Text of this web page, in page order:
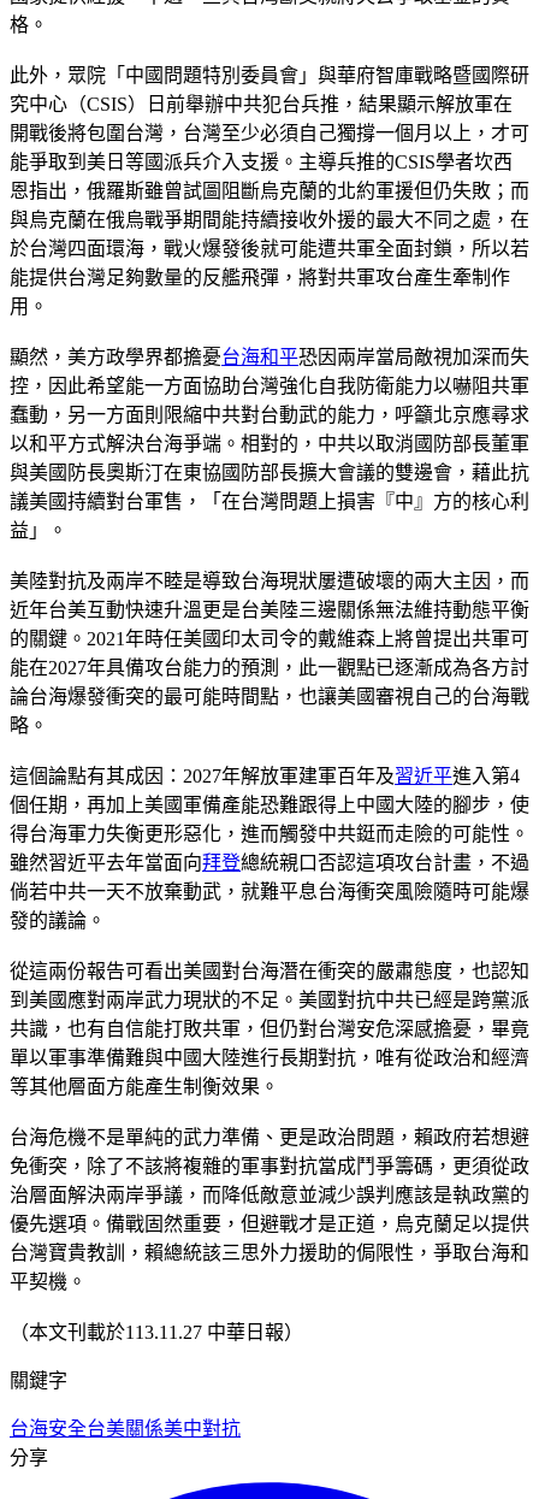
格。
此外，眾院「中國問題特別委員會」與華府智庫戰略暨國際研
究中心（CSIS）日前舉辦中共犯台兵推，結果顯示解放軍在
開戰後將包圍台灣，台灣至少必須自己獨撐一個月以上，才可
能爭取到美日等國派兵介入支援。主導兵推的CSIS學者坎西
恩指出，俄羅斯雖曾試圖阻斷烏克蘭的北約軍援但仍失敗；而
與烏克蘭在俄烏戰爭期間能持續接收外援的最大不同之處，在
於台灣四面環海，戰火爆發後就可能遭共軍全面封鎖，所以若
能提供台灣足夠數量的反艦飛彈，將對共軍攻台產生牽制作
用。
顯然，美方政學界都擔憂台海和平恐因兩岸當局敵視加深而失
控，因此希望能一方面協助台灣強化自我防衛能力以嚇阻共軍
蠢動，另一方面則限縮中共對台動武的能力，呼籲北京應尋求
以和平方式解決台海爭端。相對的，中共以取消國防部長董軍
與美國防長奧斯汀在東協國防部長擴大會議的雙邊會，藉此抗
議美國持續對台軍售，「在台灣問題上損害『中』方的核心利
益」。
美陸對抗及兩岸不睦是導致台海現狀屢遭破壞的兩大主因，而
近年台美互動快速升溫更是台美陸三邊關係無法維持動態平衡
的關鍵。2021年時任美國印太司令的戴維森上將曾提出共軍可
能在2027年具備攻台能力的預測，此一觀點已逐漸成為各方討
論台海爆發衝突的最可能時間點，也讓美國審視自己的台海戰
略。
這個論點有其成因：2027年解放軍建軍百年及習近平進入第4
個任期，再加上美國軍備產能恐難跟得上中國大陸的腳步，使
得台海軍力失衡更形惡化，進而觸發中共鋌而走險的可能性。
雖然習近平去年當面向拜登總統親口否認這項攻台計畫，不過
倘若中共一天不放棄動武，就難平息台海衝突風險隨時可能爆
發的議論。
從這兩份報告可看出美國對台海潛在衝突的嚴肅態度，也認知
到美國應對兩岸武力現狀的不足。美國對抗中共已經是跨黨派
共識，也有自信能打敗共軍，但仍對台灣安危深感擔憂，畢竟
單以軍事準備難與中國大陸進行長期對抗，唯有從政治和經濟
等其他層面方能產生制衡效果。
台海危機不是單純的武力準備、更是政治問題，賴政府若想避
免衝突，除了不該將複雜的軍事對抗當成鬥爭籌碼，更須從政
治層面解決兩岸爭議，而降低敵意並減少誤判應該是執政黨的
優先選項。備戰固然重要，但避戰才是正道，烏克蘭足以提供
台灣寶貴教訓，賴總統該三思外力援助的侷限性，爭取台海和
平契機。
（本文刊載於113.11.27 中華日報）
關鍵字
台海安全台美關係美中對抗
分享